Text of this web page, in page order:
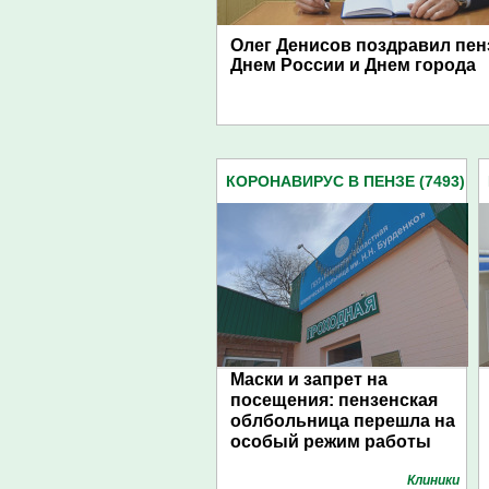
Олег Денисов поздравил
Днем России и Днем города
КОРОНАВИРУС В ПЕНЗЕ (7493)
Маски и запрет на
посещения: пензенская
облбольница перешла на
особый режим работы
Клиники